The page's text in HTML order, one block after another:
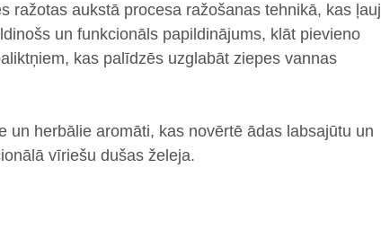
ražotas aukstā procesa ražošanas tehnikā, kas ļauj
un funkcionāls papildinājums, klāt pievieno
kas palīdzēs uzglabāt ziepes vannas
un herbālie aromāti, kas novērtē ādas labsajūtu un
vīriešu dušas želeja.